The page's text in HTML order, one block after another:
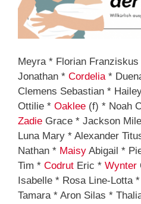
Meyra * Florian Franziskus
Jonathan * Cordelia*
Clemens Sebastian *
Ottilie * Oaklee (f) * Noah
Zadie Grace * Jackson
Luna Mary * Alexander
Nathan * Maisy Abigail *
Tim * Codrut Eric * Wynter
Isabelle * Rosa Line-Lotta
Tamara * Aron Silas *